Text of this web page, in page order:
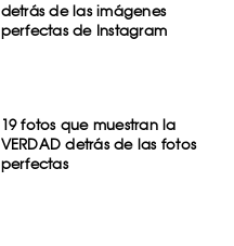
detrás de las imágenes
perfectas de Instagram
19 fotos que muestran la
VERDAD detrás de las fotos
perfectas